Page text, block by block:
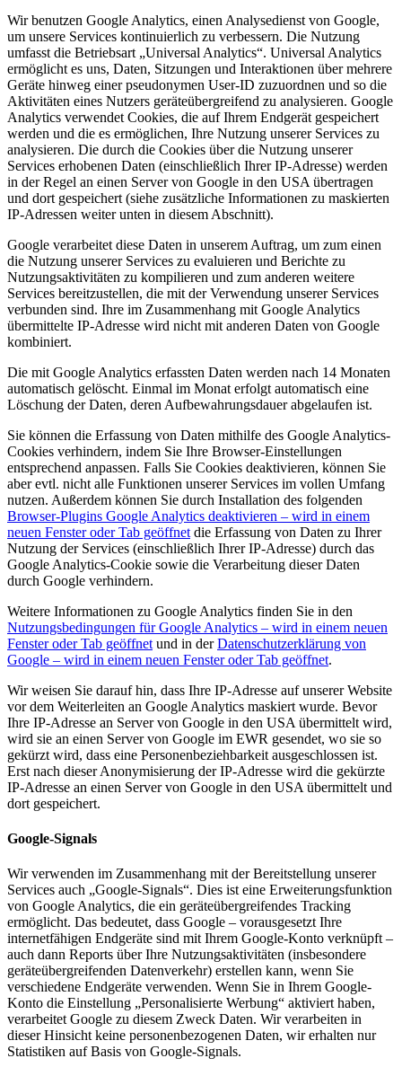
Wir benutzen Google Analytics, einen Analysedienst von Google,
um unsere Services kontinuierlich zu verbessern. Die Nutzung
umfasst die Betriebsart „Universal Analytics“. Universal Analytics
ermöglicht es uns, Daten, Sitzungen und Interaktionen über mehrere
Geräte hinweg einer pseudonymen User-ID zuzuordnen und so die
Aktivitäten eines Nutzers geräteübergreifend zu analysieren. Google
Analytics verwendet Cookies, die auf Ihrem Endgerät gespeichert
werden und die es ermöglichen, Ihre Nutzung unserer Services zu
analysieren. Die durch die Cookies über die Nutzung unserer
Services erhobenen Daten (einschließlich Ihrer IP-Adresse) werden
in der Regel an einen Server von Google in den USA übertragen
und dort gespeichert (siehe zusätzliche Informationen zu maskierten
IP-Adressen weiter unten in diesem Abschnitt).
Google verarbeitet diese Daten in unserem Auftrag, um zum einen
die Nutzung unserer Services zu evaluieren und Berichte zu
Nutzungsaktivitäten zu kompilieren und zum anderen weitere
Services bereitzustellen, die mit der Verwendung unserer Services
verbunden sind. Ihre im Zusammenhang mit Google Analytics
übermittelte IP-Adresse wird nicht mit anderen Daten von Google
kombiniert.
Die mit Google Analytics erfassten Daten werden nach 14 Monaten
automatisch gelöscht. Einmal im Monat erfolgt automatisch eine
Löschung der Daten, deren Aufbewahrungsdauer abgelaufen ist.
Sie können die Erfassung von Daten mithilfe des Google Analytics-
Cookies verhindern, indem Sie Ihre Browser-Einstellungen
entsprechend anpassen. Falls Sie Cookies deaktivieren, können Sie
aber evtl. nicht alle Funktionen unserer Services im vollen Umfang
nutzen. Außerdem können Sie durch Installation des folgenden
Browser-Plugins Google Analytics deaktivieren – wird in einem
neuen Fenster oder Tab geöffnet die Erfassung von Daten zu Ihrer
Nutzung der Services (einschließlich Ihrer IP-Adresse) durch das
Google Analytics-Cookie sowie die Verarbeitung dieser Daten
durch Google verhindern.
Weitere Informationen zu Google Analytics finden Sie in den
Nutzungsbedingungen für Google Analytics – wird in einem neuen
Fenster oder Tab geöffnet und in derDatenschutzerklärung von
Google – wird in einem neuen Fenster oder Tab geöffnet.
Wir weisen Sie darauf hin, dass Ihre IP-Adresse auf unserer Website
vor dem Weiterleiten an Google Analytics maskiert wurde. Bevor
Ihre IP-Adresse an Server von Google in den USA übermittelt wird,
wird sie an einen Server von Google im EWR gesendet, wo sie so
gekürzt wird, dass eine Personenbeziehbarkeit ausgeschlossen ist.
Erst nach dieser Anonymisierung der IP-Adresse wird die gekürzte
IP-Adresse an einen Server von Google in den USA übermittelt und
dort gespeichert.
Google-Signals
Wir verwenden im Zusammenhang mit der Bereitstellung unserer
Services auch „Google-Signals“. Dies ist eine Erweiterungsfunktion
von Google Analytics, die ein geräteübergreifendes Tracking
ermöglicht. Das bedeutet, dass Google – vorausgesetzt Ihre
internetfähigen Endgeräte sind mit Ihrem Google-Konto verknüpft –
auch dann Reports über Ihre Nutzungsaktivitäten (insbesondere
geräteübergreifenden Datenverkehr) erstellen kann, wenn Sie
verschiedene Endgeräte verwenden. Wenn Sie in Ihrem Google-
Konto die Einstellung „Personalisierte Werbung“ aktiviert haben,
verarbeitet Google zu diesem Zweck Daten. Wir verarbeiten in
dieser Hinsicht keine personenbezogenen Daten, wir erhalten nur
Statistiken auf Basis von Google-Signals.